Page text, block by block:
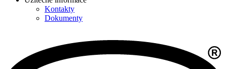
Kontakty
Dokumenty